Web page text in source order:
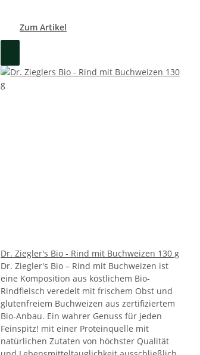
Zum Artikel
Dr. Ziegler's Bio - Rind mit Buchweizen 130 g
Dr. Ziegler's Bio – Rind mit Buchweizen ist
eine Komposition aus köstlichem Bio-
Rindfleisch veredelt mit frischem Obst und
glutenfreiem Buchweizen aus zertifiziertem
Bio-Anbau. Ein wahrer Genuss für jeden
Feinspitz! mit einer Proteinquelle mit
natürlichen Zutaten von höchster Qualität